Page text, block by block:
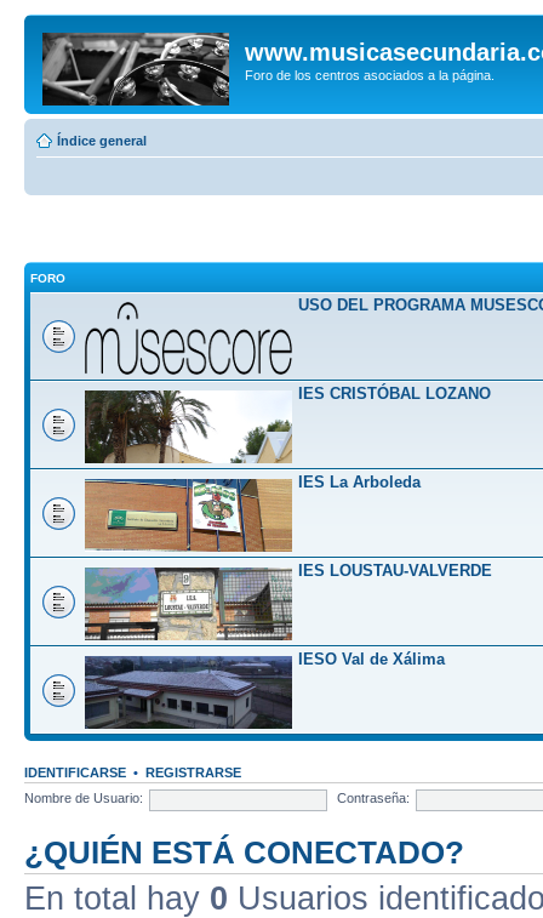
Foro de los centros asociados a la página.
Índice general
FORO
USO DEL PROGRAMA
IES CRISTÓBAL LOZANO
IES La Arboleda
IES LOUSTAU-VALVERDE
IESO Val de Xálima
IDENTIFICARSE • REGISTRARSE
Nombre de Usuario:
Contraseña:
¿QUIÉN ESTÁ CONECTADO?
En total hay 0 Usuarios